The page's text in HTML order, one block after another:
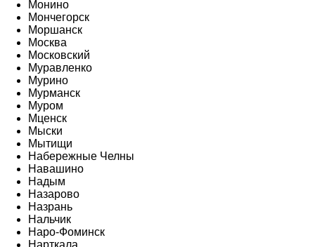
Монино
Мончегорск
Моршанск
Москва
Московский
Муравленко
Мурино
Мурманск
Муром
Мценск
Мыски
Мытищи
Набережные Челны
Навашино
Надым
Назарово
Назрань
Нальчик
Наро-Фоминск
Нарткала